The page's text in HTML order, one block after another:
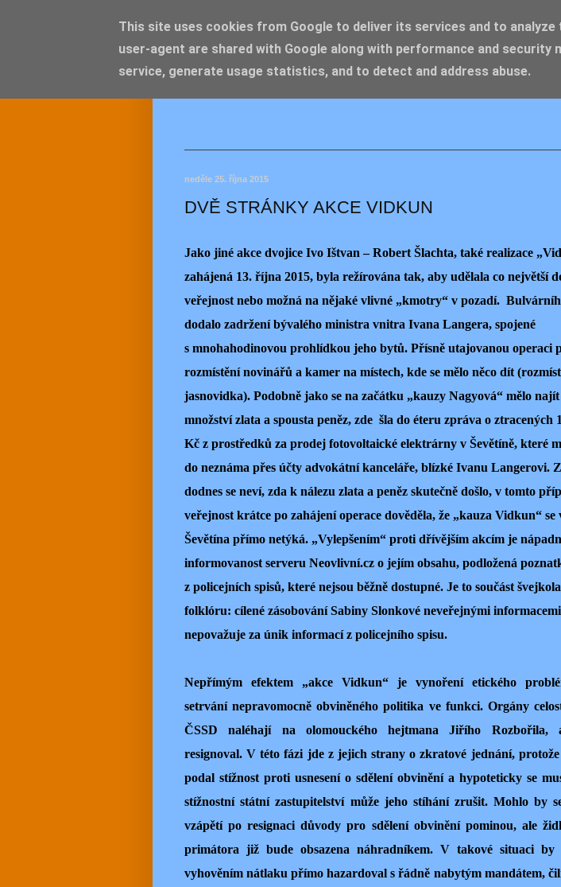
JEMELIK
neděle 25. října 2015
DVĚ STRÁNKY AKCE VIDKUN
Jako jiné akce dvojice Ivo Ištvan – Robert Šlachta, také realizace
zahájená 13. října 2015, byla režírována tak, aby udělala co největší
veřejnost nebo možná na nějaké vlivné „kmotry“ v pozadí.
dodalo zadržení bývalého ministra vnitra Ivana Langera, spojené
s mnohahodinovou prohlídkou jeho bytů. Přísně utajovanou operaci
rozmístění novinářů a kamer na místech, kde se mělo něco dít
jasnovidka). Podobně jako se na začátku „kauzy Nagyová“ mělo
množství zlata a spousta peněz, zde šla do éteru zpráva o ztracených
Kč z prostředků za prodej fotovoltaické elektrárny v Ševětíně, které
do neznáma přes účty advokátní kanceláře, blízké Ivanu Langerovi.
dodnes se neví, zda k nálezu zlata a peněz skutečně došlo, v tomto
veřejnost krátce po zahájení operace dověděla, že „kauza Vidkun“ se
Ševětína přímo netýká. „Vylepšením“ proti dřívějším akcím je
informovanost serveru Neovlivní.cz o jejím obsahu, podložená
z policejních spisů, které nejsou běžně dostupné. Je to součást
folklóru: cílené zásobování Sabiny Slonkové neveřejnými informacemi
nepovažuje za únik informací z policejního spisu.
Nepřímým efektem „akce Vidkun“ je vynoření etického
setrvání nepravomocně obviněného politika ve funkci. Orgány
ČSSD naléhají na olomouckého hejtmana Jiřího Rozbořila,
resignoval. V této fázi jde z jejich strany o zkratové jednání,
podal stížnost proti usnesení o sdělení obvinění a hypoteticky se
stížnostní státní zastupitelství může jeho stíhání zrušit. Mohlo by
vzápětí po resignaci důvody pro sdělení obvinění pominou, ale
primátora již bude obsazena náhradníkem. V takové situaci
vyhověním nátlaku přímo hazardoval s řádně nabytým mandátem,
This site uses cookies from Google to deliver its services and to analyze
user-agent are shared with Google along with performance and security
service, generate usage statistics, and to detect and address abuse.